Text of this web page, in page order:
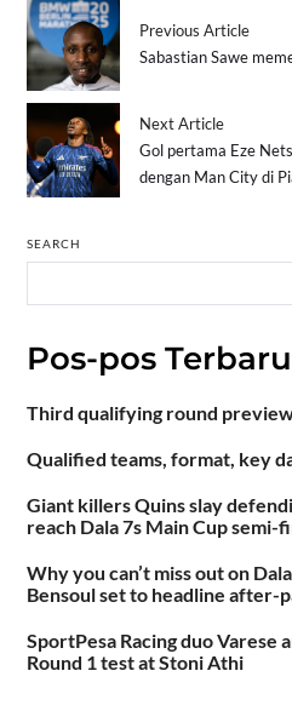
Previous Article
Sabastian Sawe
Next Article
Gol pertama Eze
dengan Man City di
SEARCH
Pos-pos Terbaru
Third qualifying round
Qualified teams, format, key
Giant killers Quins slay
reach Dala 7s Main Cup semi-
Why you can’t miss out on
Bensoul set to headline after-
SportPesa Racing duo Varese
Round 1 test at Stoni Athi